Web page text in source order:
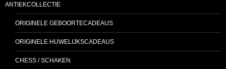
ANTIEKCOLLECTIE
ORIGINELE GEBOORTECADEAUS
ORIGINELE HUWELIJKSCADEAUS
CHESS / SCHAKEN